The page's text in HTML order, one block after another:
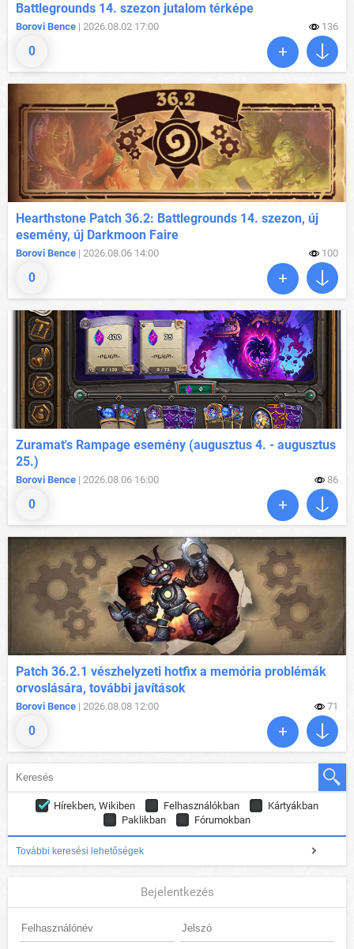
0
Battlegrounds 14. szezon jutalom térképe
Borovi Bence | 2026.08.02 17:00 136
0
Hearthstone Patch 36.2: Battlegrounds 14. szezon, új
esemény, új Darkmoon Faire
Borovi Bence | 2026.08.06 14:00 100
0
Zuramat's Rampage esemény (augusztus 4. - augusztus
25.)
Borovi Bence | 2026.08.06 16:00 86
0
Patch 36.2.1 vészhelyzeti hotfix a memória problémák
orvoslására, további javítások
Borovi Bence | 2026.08.08 12:00 71
Hírekben, Wikiben Felhasználókban
Kártyákban
Paklikban
Fórumokban
További keresési lehetőségek
Bejelentkezés